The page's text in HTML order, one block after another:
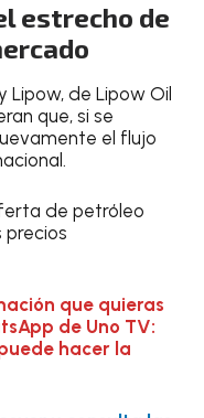
estrecho de
Lipow, de Lipow Oil
que, si se
el flujo
de petróleo
precios
que quieras
de Uno TV:
hacer la